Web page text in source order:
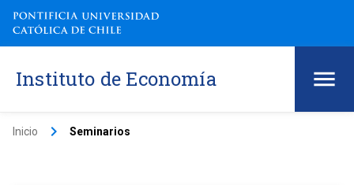
Instituto de Economía
Inicio keyboard_arrow_right Seminarios